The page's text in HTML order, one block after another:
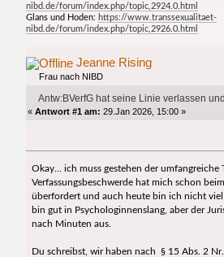
nibd.de/forum/index.php/topic,2924.0.html
Glans und Hoden: https://www.transsexualitaet-
nibd.de/forum/index.php/topic,2926.0.html
Jeanne Rising
Frau nach NIBD
Antw:BVerfG hat seine Linie verlassen
«Antwort #1 am: 29.Jan 2026, 15:00 »
Okay... ich muss gestehen der umfangreiche
Verfassungsbeschwerde hat mich schon
überfordert und auch heute bin ich nicht
bin gut in Psychologinnenslang, aber der
nach Minuten aus.
Du schreibst, wir haben nach § 15 Abs. 2